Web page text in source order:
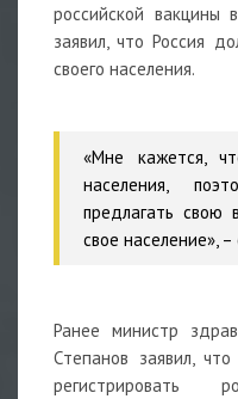
российской
заявил, что Россия
своего населения.
«Мне кажется,
населения,
предлагать свою
свое население», –
Ранее министр
Степанов заявил,
регистрировать